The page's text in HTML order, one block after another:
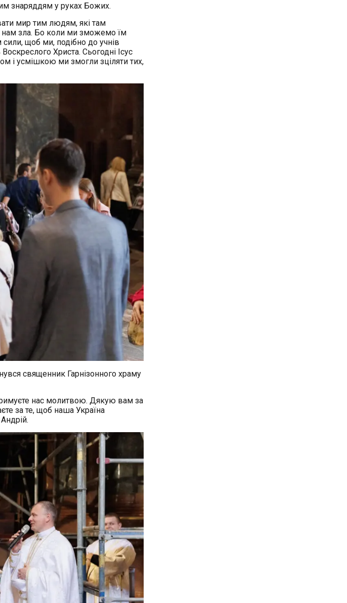
знаряддям у руках Божих.
мир тим людям, які там
нам зла. Бо коли ми зможемо їм
щоб ми, подібно до учнів
Христа. Сьогодні Ісус
і усмішкою ми змогли зціляти тих,
священник Гарнізонного храму
нас молитвою. Дякую вам за
за те, щоб наша Україна